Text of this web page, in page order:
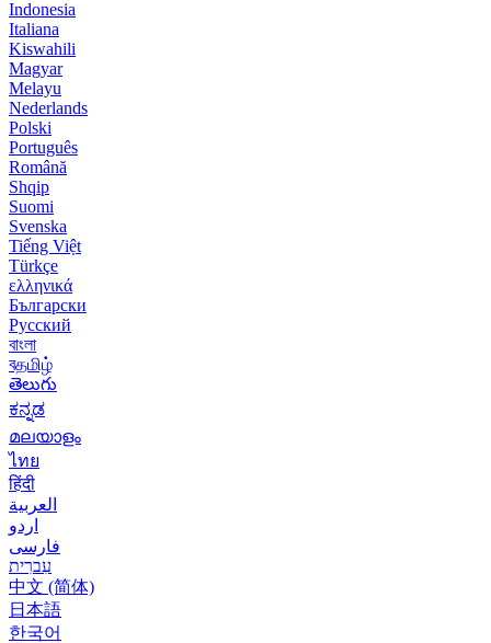
Indonesia
Italiana
Kiswahili
Magyar
Melayu
Nederlands
Polski
Português
Română
Shqip
Suomi
Svenska
Tiếng Việt
Türkçe
ελληνικά
Български
Русский
বাংলা
বதமிழ்
తెలుగు
ಕನ್ನಡ
മലയാളം
ไทย
हिंदी
العربية
اردو
فارسی
עִברִית
中文 (简体)
日本語
한국어